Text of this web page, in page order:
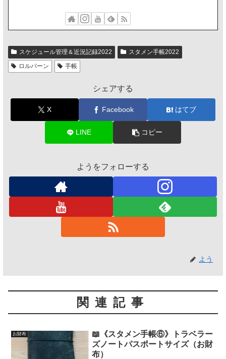
スケジュール管理＆近況記録2022
スタメン手帳2022
ロルバーン
手帳
シェアする
X Facebook はてブ
LINE コピー
ようをフォローする
よう
関連記事
お財布
📖《スタメン手帳⑥》トラベラー
ズノートパスポートサイズ（お財
布）